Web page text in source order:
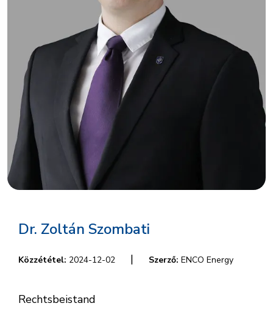
Dr. Zoltán Szombati
Közzététel: 2024-12-02 | Szerző: ENCO Energy
Rechtsbeistand